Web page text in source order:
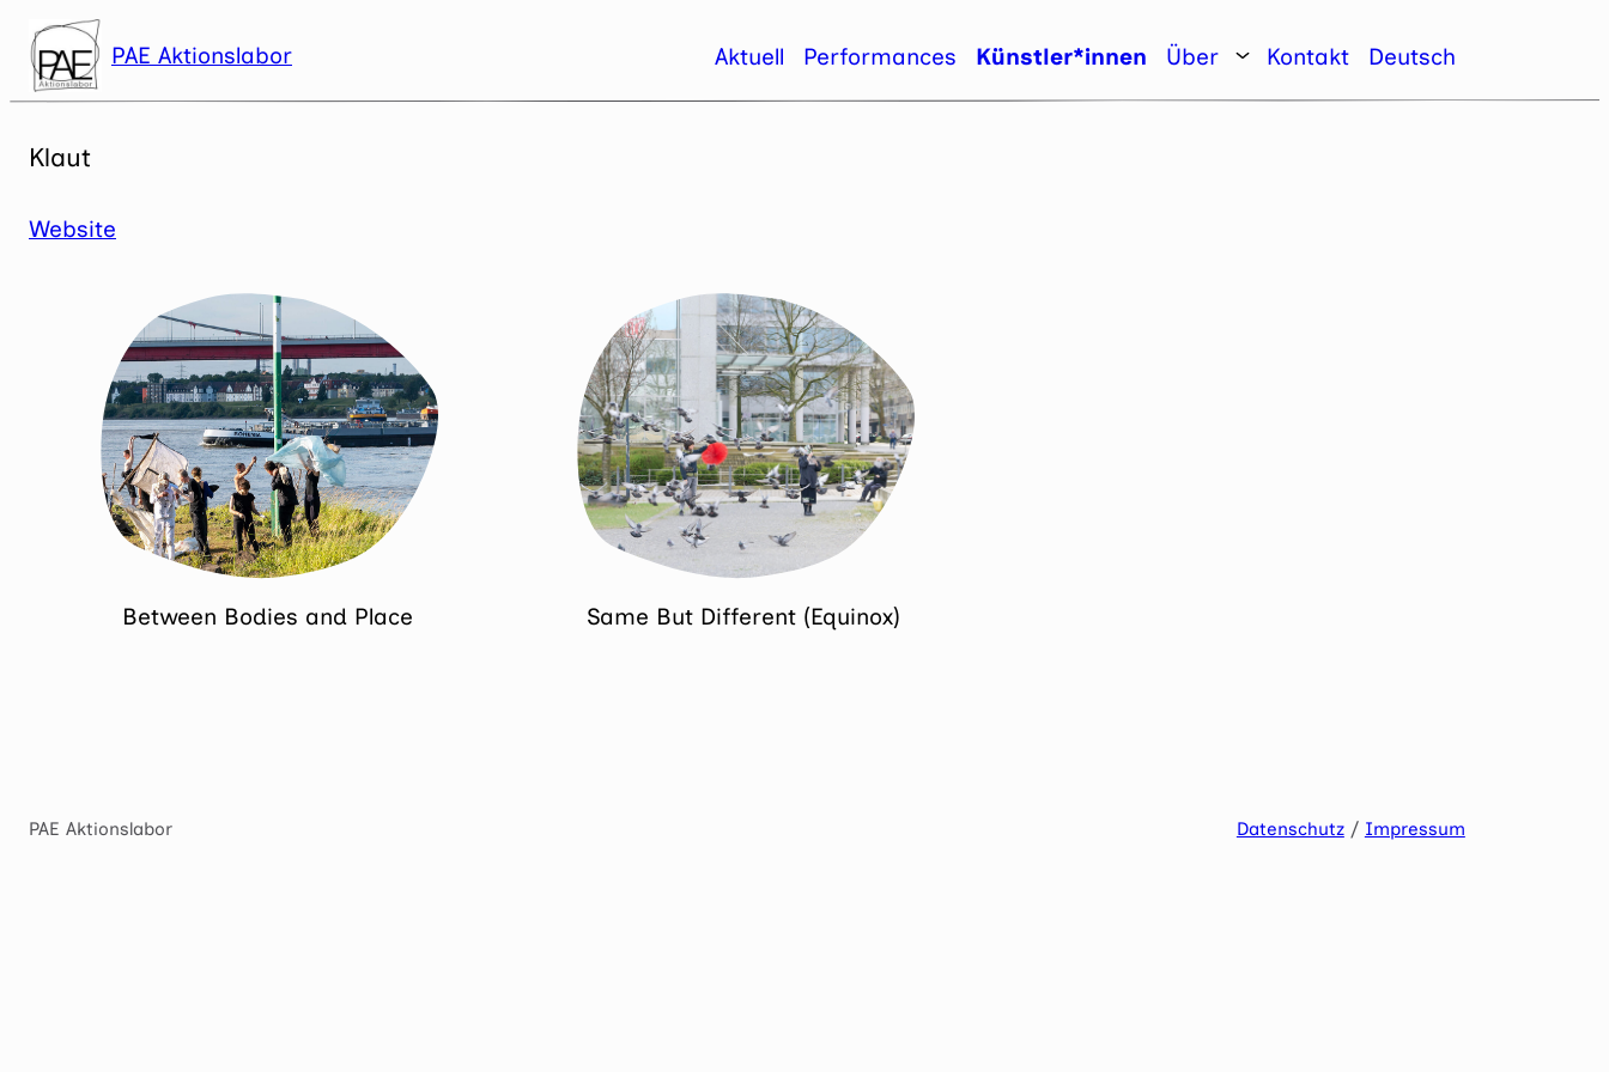
Zum
Inhalt
springen
PAE Aktionslabor Aktuell Performances Künstler*innen Über Kontakt Deutsch
Klaut
Website
Between Bodies and Place Same But Different (Equinox)
PAE Aktionslabor Datenschutz/ Impressum